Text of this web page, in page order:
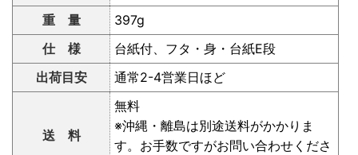
重 量
397g
仕 様
台紙付、フタ・身・台紙E段
出荷目安
通常2-4営業日ほど
送 料
無料
※沖縄・離島は別途送料がかかりま
す。お手数ですがお問い合わせくださ